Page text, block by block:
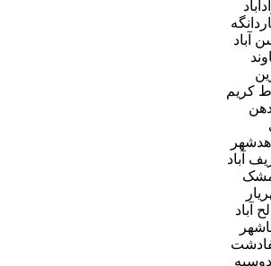
آباد
کریم
آباد
آباد